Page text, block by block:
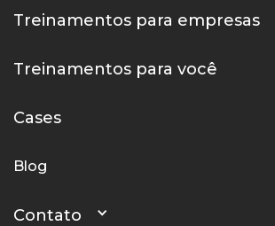
Treinamentos para empresas
Treinamentos para você
Cases
Blog
Contato